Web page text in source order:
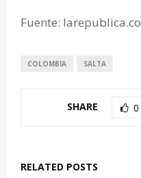
Fuente: larepublica.co
COLOMBIA SALTA
SHARE 0
RELATED POSTS